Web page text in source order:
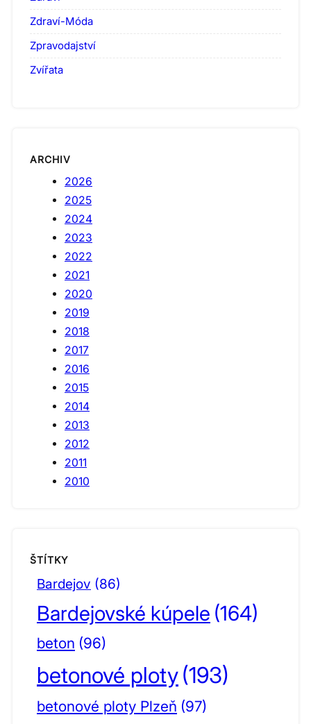
Zdraví-Móda
Zpravodajství
Zvířata
ARCHIV
2026
2025
2024
2023
2022
2021
2020
2019
2018
2017
2016
2015
2014
2013
2012
2011
2010
ŠTÍTKY
Bardejov (86)
Bardejovské kúpele (164)
beton (96)
betonové ploty(193)
betonové ploty Plzeň (97)